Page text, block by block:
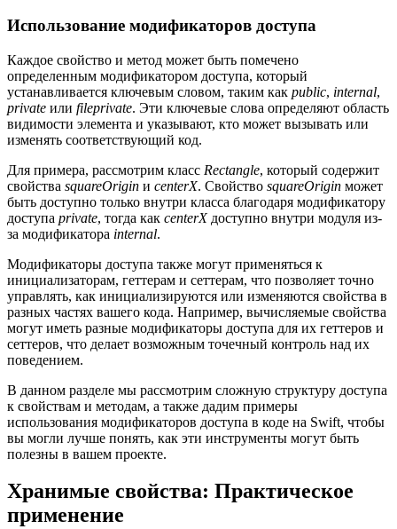
Использование модификаторов доступа
Каждое свойство и метод может быть помечено
определенным модификатором доступа, который
устанавливается ключевым словом, таким как public, internal,
private или fileprivate. Эти ключевые слова определяют область
видимости элемента и указывают, кто может вызывать или
изменять соответствующий код.
Для примера, рассмотрим класс Rectangle, который содержит
свойства squareOrigin и centerX. Свойство squareOrigin может
быть доступно только внутри класса благодаря модификатору
доступа private, тогда как centerXдоступно внутри модуля из-
за модификатора internal.
Модификаторы доступа также могут применяться к
инициализаторам, геттерам и сеттерам, что позволяет точно
управлять, как инициализируются или изменяются свойства в
разных частях вашего кода. Например, вычисляемые свойства
могут иметь разные модификаторы доступа для их геттеров и
сеттеров, что делает возможным точечный контроль над их
поведением.
В данном разделе мы рассмотрим сложную структуру доступа
к свойствам и методам, а также дадим примеры
использования модификаторов доступа в коде на Swift, чтобы
вы могли лучше понять, как эти инструменты могут быть
полезны в вашем проекте.
Хранимые свойства: Практическое
применение